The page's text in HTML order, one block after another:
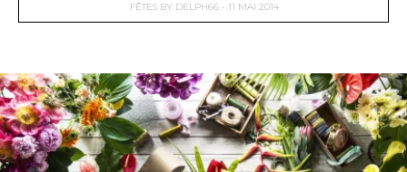
FÊTESBY DELPH66 11 MAI 2014